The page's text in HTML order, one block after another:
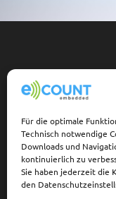
Für die optimale
Technisch notwendige
Downloads und
kontinuierlich zu
Sie haben jederzeit die
den